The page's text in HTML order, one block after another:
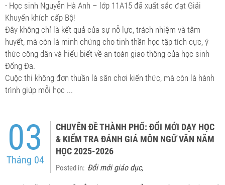
- Học sinh Nguyễn Hà Anh – lớp 11A15 đã xuất sắc đạt Giải
Khuyến khích cấp Bộ!
Đây không chỉ là kết quả của sự nỗ lực, trách nhiệm và tâm
huyết, mà còn là minh chứng cho tinh thần học tập tích cực, ý
thức công dân và hiểu biết về an toàn giao thông của học sinh
Đống Đa.
Cuộc thi không đơn thuần là sân chơi kiến thức, mà còn là hành
trình giúp mỗi học ...
03
Tháng 04
CHUYÊN ĐỀ THÀNH PHỐ: ĐỔI MỚI DẠY HỌC
& KIỂM TRA ĐÁNH GIÁ MÔN NGỮ VĂN NĂM
HỌC 2025-2026
Posted in: Đổi mới giáo dục,